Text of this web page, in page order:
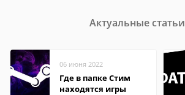
Актуальные статьи
06 июня 2022
Где в папке Стим
находятся игры